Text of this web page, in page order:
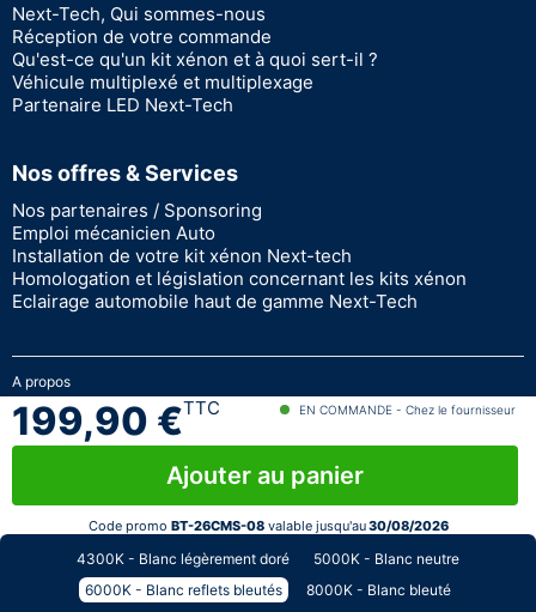
199,90 €TTC EN COMMANDE - Chez le fournisseur
Ajouter au panier
Code promo BT-26CMS-08valable jusqu'au30/08/2026
4300K - Blanc légèrement doré
5000K - Blanc neutre
6000K - Blanc reflets bleutés
8000K - Blanc bleuté
Next-Tech, Qui sommes-nous
Réception de votre commande
Qu'est-ce qu'un kit xénon et à quoi sert-il ?
Véhicule multiplexé et multiplexage
Partenaire LED Next-Tech
Nos offres & Services
Nos partenaires / Sponsoring
Emploi mécanicien Auto
Installation de votre kit xénon Next-tech
Homologation et législation concernant les kits xénon
Eclairage automobile haut de gamme Next-Tech
A propos
Garantie à vie
Paiement sécurisé
Devenir revendeur Next-Tech
© 2026 - Next Tech France